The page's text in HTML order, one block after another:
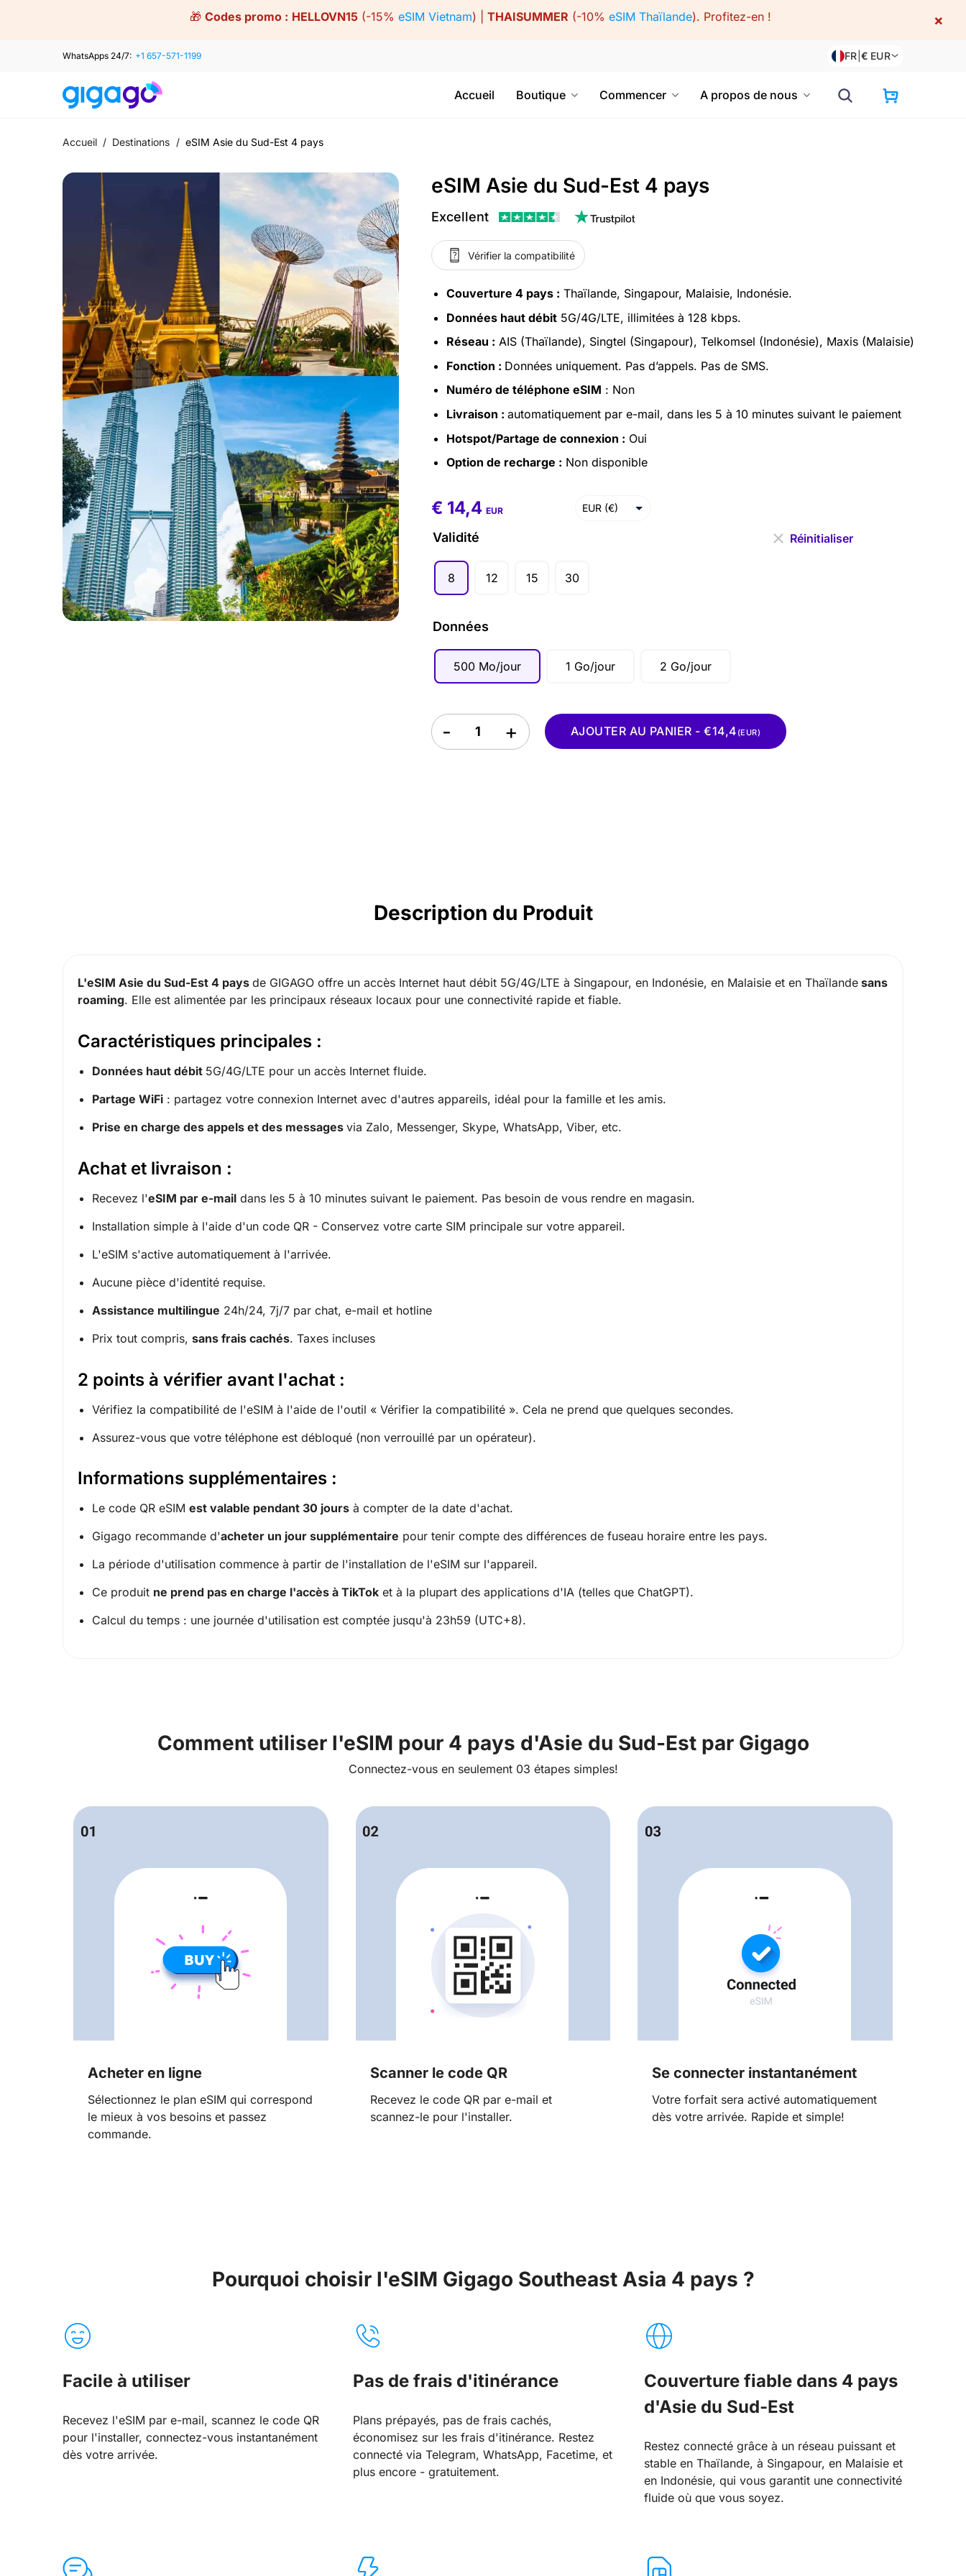
🎁 Codes promo : HELLOVN15(-15% eSIM Vietnam) | THAISUMMER (-10% eSIM Thaïlande). Profitez-en ! ×
WhatsApps 24/7: +1 657-571-1199 FR |€ EUR
Accueil Boutique Commencer A propos de nous
Accueil / Destinations / eSIM Asie du Sud-Est 4 pays
eSIM Asie du Sud-Est 4 pays
Excellent
Vérifier la compatibilité
Couverture 4 pays : Thaïlande, Singapour, Malaisie, Indonésie.
Données haut débit5G/4G/LTE, illimitées à 128 kbps.
Réseau : AIS (Thaïlande), Singtel (Singapour), Telkomsel (Indonésie), Maxis (Malaisie)
Fonction : Données uniquement. Pas d’appels. Pas de SMS.
Numéro de téléphone eSIM : Non
Livraison : automatiquement par e-mail, dans les 5 à 10 minutes suivant le paiement
Hotspot/Partage de connexion : Oui
Option de recharge : Non disponible
€ 14,4–€ EUR (€)
Validité
8 12 15 30
Données
500 Mo/jour 1 Go/jour 2 Go/jour
Réinitialiser
€ 14,4 EUR
eSIM Asie du Sud-Est 4 pays quantity
AJOUTER AU PANIER - €14,4 (EUR)
Description du Produit
L'eSIM Asie du Sud-Est 4 pays de GIGAGO offre un accès Internet haut débit 5G/4G/LTE à Singapour, en Indonésie, en Malaisie et en Thaïlande sans
roaming. Elle est alimentée par les principaux réseaux locaux pour une connectivité rapide et fiable.
Caractéristiques principales :
Données haut débit 5G/4G/LTE pour un accès Internet fluide.
Partage WiFi : partagez votre connexion Internet avec d'autres appareils, idéal pour la famille et les amis.
Prise en charge des appels et des messages via Zalo, Messenger, Skype, WhatsApp, Viber, etc.
Achat et livraison :
Recevez l'eSIM par e-mail dans les 5 à 10 minutes suivant le paiement. Pas besoin de vous rendre en magasin.
Installation simple à l'aide d'un code QR - Conservez votre carte SIM principale sur votre appareil.
L'eSIM s'active automatiquement à l'arrivée.
Aucune pièce d'identité requise.
Assistance multilingue 24h/24, 7j/7 par chat, e-mail et hotline
Prix tout compris, sans frais cachés. Taxes incluses
2 points à vérifier avant l'achat :
Vérifiez la compatibilité de l'eSIM à l'aide de l'outil « Vérifier la compatibilité ». Cela ne prend que quelques secondes.
Assurez-vous que votre téléphone est débloqué (non verrouillé par un opérateur).
Informations supplémentaires :
Le code QR eSIM est valable pendant 30 jours à compter de la date d'achat.
Gigago recommande d'acheter un jour supplémentaire pour tenir compte des différences de fuseau horaire entre les pays.
La période d'utilisation commence à partir de l'installation de l'eSIM sur l'appareil.
Ce produit ne prend pas en charge l'accès à TikTok et à la plupart des applications d'IA (telles que ChatGPT).
Calcul du temps : une journée d'utilisation est comptée jusqu'à 23h59 (UTC+8).
Comment utiliser l'eSIM pour 4 pays d'Asie du Sud-Est par Gigago
Connectez-vous en seulement 03 étapes simples!
Acheter en ligne
Sélectionnez le plan eSIM qui correspond
le mieux à vos besoins et passez
commande.
Scanner le code QR
Recevez le code QR par e-mail et
scannez-le pour l'installer.
Se connecter instantanément
Votre forfait sera activé automatiquement
dès votre arrivée. Rapide et simple!
Pourquoi choisir l'eSIM Gigago Southeast Asia 4 pays ?
Facile à utiliser
Recevez l'eSIM par e-mail, scannez le code QR
pour l'installer, connectez-vous instantanément
dès votre arrivée.
Pas de frais d'itinérance
Plans prépayés, pas de frais cachés,
économisez sur les frais d'itinérance. Restez
connecté via Telegram, WhatsApp, Facetime, et
plus encore - gratuitement.
Couverture fiable dans 4 pays
d'Asie du Sud-Est
Restez connecté grâce à un réseau puissant et
stable en Thaïlande, à Singapour, en Malaisie et
en Indonésie, qui vous garantit une connectivité
fluide où que vous soyez.